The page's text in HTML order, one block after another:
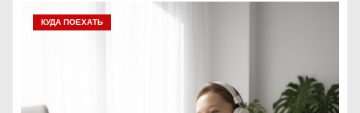
КУДА ПОЕХАТЬ